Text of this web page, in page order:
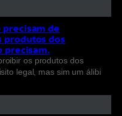
precisam de
produtos dos
precisam.
os produtos dos
legal, mas sim um álibi